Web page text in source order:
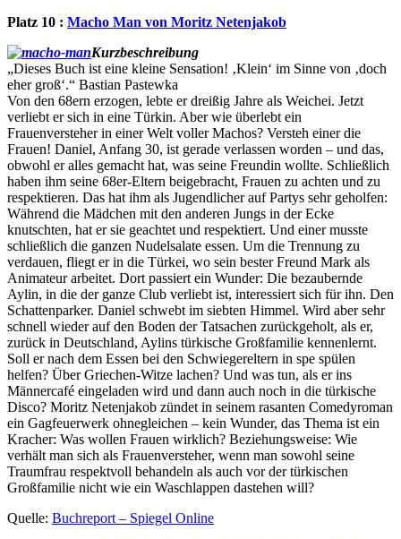
Platz 10 : Macho Man von Moritz Netenjakob
Kurzbeschreibung
„Dieses Buch ist eine kleine Sensation! ‚Klein‘ im Sinne von ‚doch
eher groß‘.“ Bastian Pastewka
Von den 68ern erzogen, lebte er dreißig Jahre als Weichei. Jetzt
verliebt er sich in eine Türkin. Aber wie überlebt ein
Frauenversteher in einer Welt voller Machos? Versteh einer die
Frauen! Daniel, Anfang 30, ist gerade verlassen worden – und das,
obwohl er alles gemacht hat, was seine Freundin wollte. Schließlich
haben ihm seine 68er-Eltern beigebracht, Frauen zu achten und zu
respektieren. Das hat ihm als Jugendlicher auf Partys sehr geholfen:
Während die Mädchen mit den anderen Jungs in der Ecke
knutschten, hat er sie geachtet und respektiert. Und einer musste
schließlich die ganzen Nudelsalate essen. Um die Trennung zu
verdauen, fliegt er in die Türkei, wo sein bester Freund Mark als
Animateur arbeitet. Dort passiert ein Wunder: Die bezaubernde
Aylin, in die der ganze Club verliebt ist, interessiert sich für ihn. Den
Schattenparker. Daniel schwebt im siebten Himmel. Wird aber sehr
schnell wieder auf den Boden der Tatsachen zurückgeholt, als er,
zurück in Deutschland, Aylins türkische Großfamilie kennenlernt.
Soll er nach dem Essen bei den Schwiegereltern in spe spülen
helfen? Über Griechen-Witze lachen? Und was tun, als er ins
Männercafé eingeladen wird und dann auch noch in die türkische
Disco? Moritz Netenjakob zündet in seinem rasanten Comedyroman
ein Gagfeuerwerk ohnegleichen – kein Wunder, das Thema ist ein
Kracher: Was wollen Frauen wirklich? Beziehungsweise: Wie
verhält man sich als Frauenversteher, wenn man sowohl seine
Traumfrau respektvoll behandeln als auch vor der türkischen
Großfamilie nicht wie ein Waschlappen dastehen will?
Quelle: Buchreport – Spiegel Online